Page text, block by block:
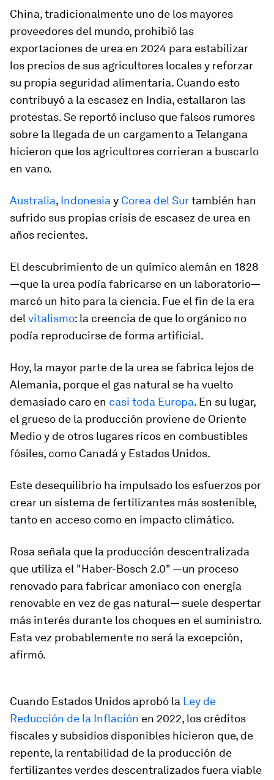
China, tradicionalmente uno de los mayores
proveedores del mundo, prohibió las
exportaciones de urea en 2024 para estabilizar
los precios de sus agricultores locales y reforzar
su propia seguridad alimentaria. Cuando esto
contribuyó a la escasez en India, estallaron las
protestas. Se reportó incluso que falsos rumores
sobre la llegada de un cargamento a Telangana
hicieron que los agricultores corrieran a buscarlo
en vano.
Australia, Indonesia y Corea del Surtambién han
sufrido sus propias crisis de escasez de urea en
años recientes.
El descubrimiento de un químico alemán en 1828
—que la urea podía fabricarse en un laboratorio—
marcó un hito para la ciencia. Fue el fin de la era
del vitalismo: la creencia de que lo orgánico no
podía reproducirse de forma artificial.
Hoy, la mayor parte de la urea se fabrica lejos de
Alemania, porque el gas natural se ha vuelto
demasiado caro en casi toda Europa. En su lugar,
el grueso de la producción proviene de Oriente
Medio y de otros lugares ricos en combustibles
fósiles, como Canadá y Estados Unidos.
Este desequilibrio ha impulsado los esfuerzos por
crear un sistema de fertilizantes más sostenible,
tanto en acceso como en impacto climático.
Rosa señala que la producción descentralizada
que utiliza el "Haber-Bosch 2.0" —un proceso
renovado para fabricar amoníaco con energía
renovable en vez de gas natural— suele despertar
más interés durante los choques en el suministro.
Esta vez probablemente no será la excepción,
afirmó.
Cuando Estados Unidos aprobó la Ley de
Reducción de la Inflación en 2022, los créditos
fiscales y subsidios disponibles hicieron que, de
repente, la rentabilidad de la producción de
fertilizantes verdes descentralizados fuera viable